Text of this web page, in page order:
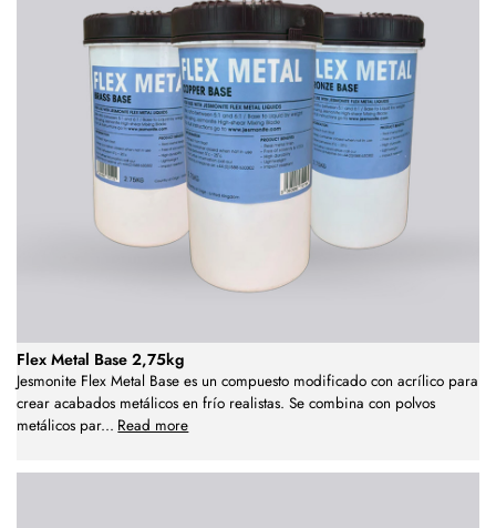
Flex Metal Base 2,75kg
Jesmonite Flex Metal Base es un compuesto modificado con acrílico para
crear acabados metálicos en frío realistas. Se combina con polvos
metálicos par... Read more